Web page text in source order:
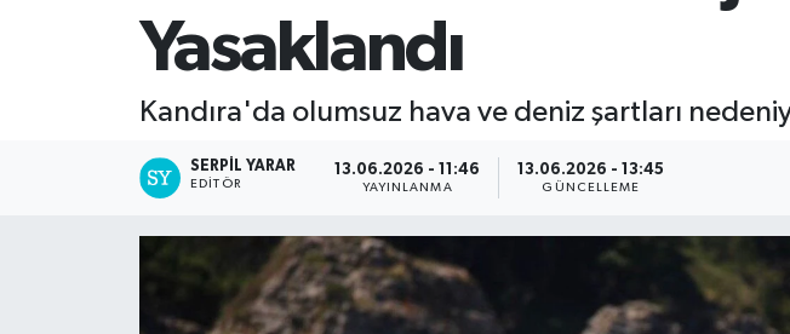
Yasaklandı
Kandıra'da olumsuz hava ve deniz şartları
SERPİL YARAR
EDITÖR
13.06.2026 - 11:46
YAYINLANMA
13.06.2026 - 13:45
GÜNCELLEME
Tüm Manşetler
Son Dakika Haberleri
Haber Arşivi